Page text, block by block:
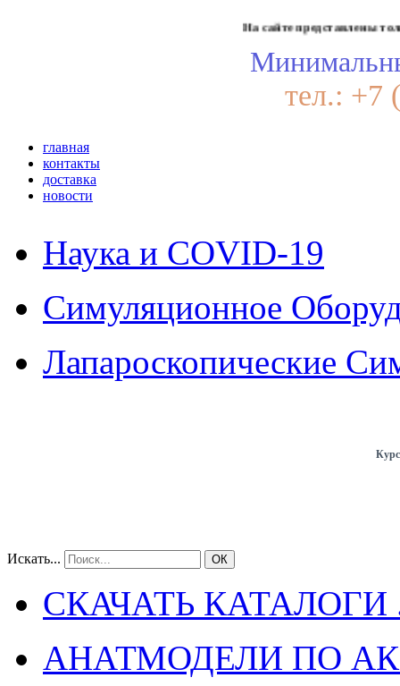
На сайте представлены только
тел.: +7
главная
контакты
доставка
новости
Наука и COVID-19
Симуляционное
Лапароскопические
Искать... ОК
СКАЧАТЬ КАТАЛОГИ
АНАТМОДЕЛИ ПО